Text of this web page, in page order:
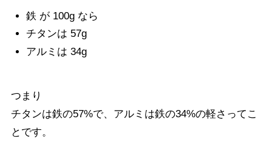
鉄 が 100g なら
チタンは 57g
アルミは 34g
つまり
チタンは鉄の57%で、アルミは鉄の34%の軽さってこ
とです。